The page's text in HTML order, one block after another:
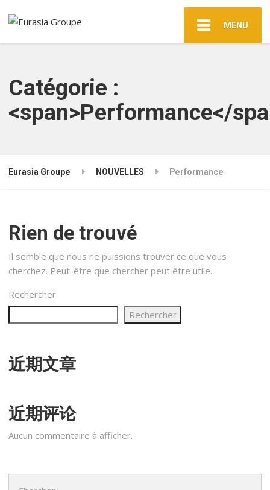
MENU
Catégorie :
<span>Performance</
Eurasia Groupe NOUVELLES Performance
Rien de trouvé
Il semble que nous ne puissions trouver ce que vous
cherchez. Peut-être que chercher peut être utile.
Rechercher
Rechercher
近期文章
近期评论
Aucun commentaire à afficher.